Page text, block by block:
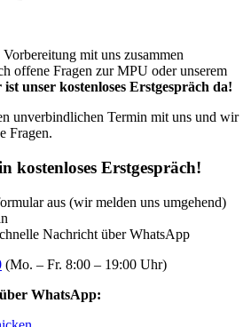
mit uns zusammen
offene Fragen zur MPU oder unserem
unser kostenloses Erstgespräch da!
unverbindlichen Termin mit uns und wir
Fragen.
kostenloses Erstgespräch!
aus (wir melden uns umgehend)
Nachricht über WhatsApp
(Mo. – Fr. 8:00 – 19:00 Uhr)
WhatsApp: